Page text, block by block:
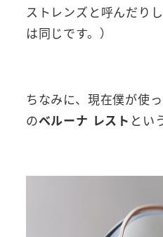
ストレンズと呼んだり
は同じです。）
ちなみに、現在僕が使
のベルーナ レスト とい